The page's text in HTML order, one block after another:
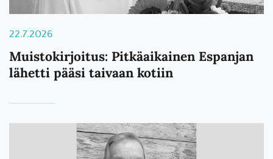
22.7.2026
Muistokirjoitus: Pitkäaikainen Espanjan
lähetti pääsi taivaan kotiin